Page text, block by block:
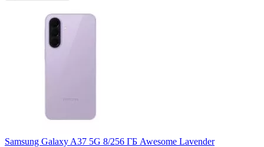
Samsung Galaxy A37 5G 8/256 ГБ Awesome Lavender